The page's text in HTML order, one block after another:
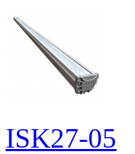
ISK27-05